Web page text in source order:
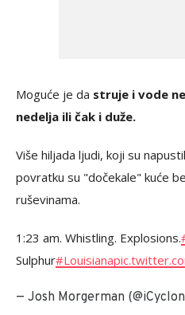
Moguće je da struje i vode
nedelja ili čak i duže.
Više hiljada ljudi, koji su
povratku su "dočekale" kuće
ruševinama.
1:23 am. Whistling. Explosions.
Sulphur#Louisiana
— Josh Morgerman